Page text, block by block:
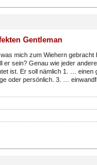
Gentleman
mich zum Wiehern gebracht
er sein? Genau wie jeder
ist. Er soll nämlich 1. … einen
oder persönlich. 3. …